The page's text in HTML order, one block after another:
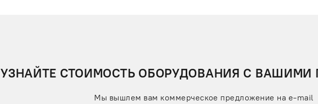
УЗНАЙТЕ СТОИМОСТЬ ОБОРУДОВАНИЯ С ВАШИМИ
Мы вышлем вам коммерческое предложение на e-mail